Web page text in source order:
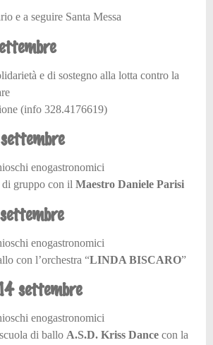
e a seguire Santa Messa
e di sostegno alla lotta contro la
(info 328.4176619)
enogastronomici
di gruppo con il Maestro Daniele Parisi
enogastronomici
con l’orchestra “LINDA BISCARO”
settembre
enogastronomici
di ballo A.S.D. Kriss Dance con la